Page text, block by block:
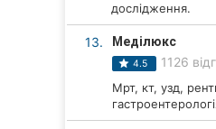
дослідження.
13. Меділюкс
4.5 1126
Мрт, кт, узд,